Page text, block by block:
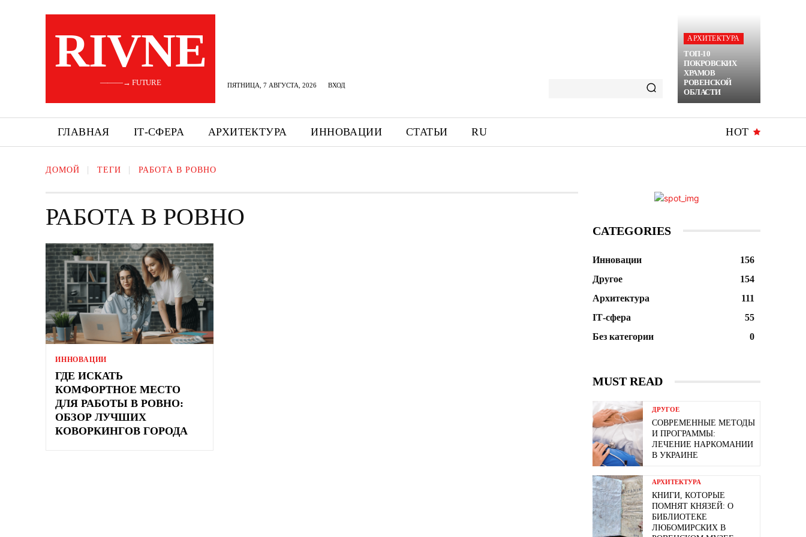
RIVNE
———→ FUTURE ПЯТНИЦА, 7 АВГУСТА, 2026 ВХОД
АРХИТЕКТУРА
ТОП-10
ПОКРОВСКИХ
ХРАМОВ
РОВЕНСКОЙ
ОБЛАСТИ
ГЛАВНАЯ ІТ-СФЕРА АРХИТЕКТУРА ИННОВАЦИИ СТАТЬИ RU HOT
ДОМОЙ ТЕГИ РАБОТА В РОВНО
РАБОТА В РОВНО
ИННОВАЦИИ
ГДЕ ИСКАТЬ
КОМФОРТНОЕ МЕСТО
ДЛЯ РАБОТЫ В РОВНО:
ОБЗОР ЛУЧШИХ
КОВОРКИНГОВ ГОРОДА
CATEGORIES
Инновации
156
Другое
154
Архитектура
111
ІТ-сфера
55
Без категории
0
MUST READ
ДРУГОЕ
СОВРЕМЕННЫЕ МЕТОДЫ
И ПРОГРАММЫ:
ЛЕЧЕНИЕ НАРКОМАНИИ
В УКРАИНЕ
АРХИТЕКТУРА
КНИГИ, КОТОРЫЕ
ПОМНЯТ КНЯЗЕЙ: О
БИБЛИОТЕКЕ
ЛЮБОМИРСКИХ В